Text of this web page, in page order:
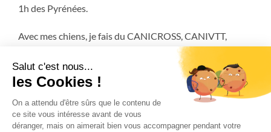
1h des Pyrénées.
Avec mes chiens, je fais du CANICROSS, CANIVTT,